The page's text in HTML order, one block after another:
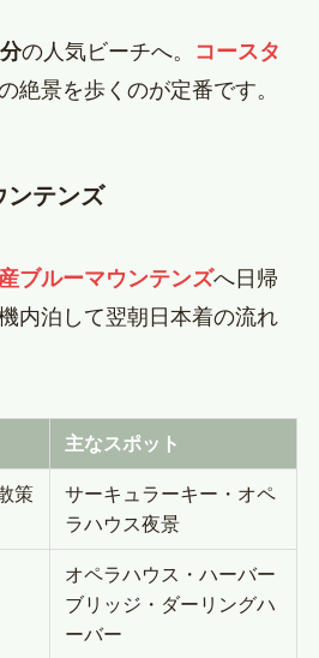
の人気ビーチへ。
コースタ
絶景を歩くのが定番です。
ンテンズ
ブルーマウンテンズへ日帰
内泊して翌朝日本着の流れ
主なスポット
策
サーキュラーキー・オペ
ラハウス夜景
オペラハウス・ハーバー
ブリッジ・ダーリングハ
ーバー